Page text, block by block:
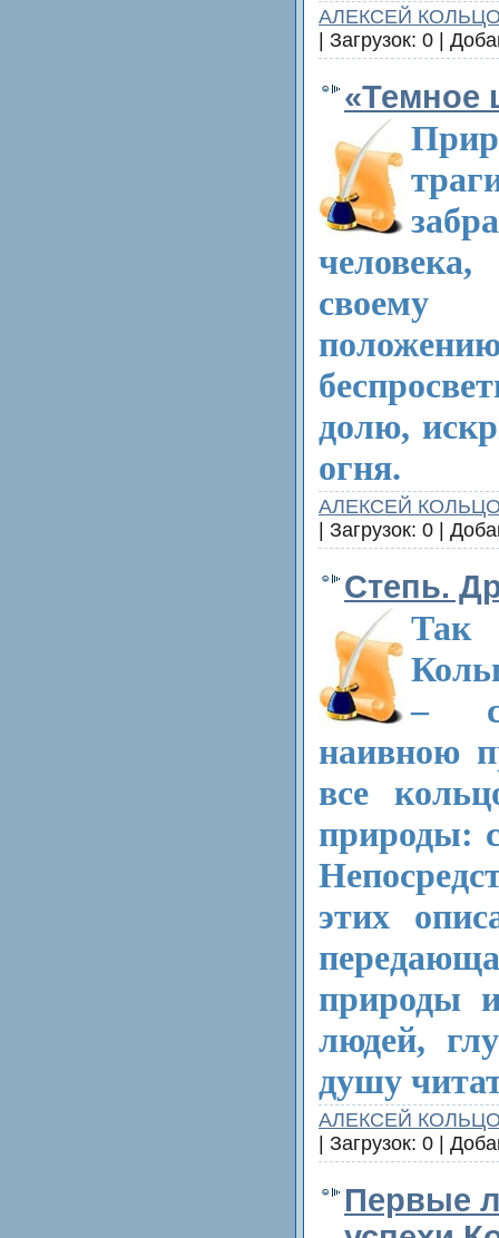
АЛЕКСЕЙ
| Загрузок: 0 |
«Темное
своему
долю,
огня.
АЛЕКСЕЙ
| Загрузок: 0 |
Степь.
–
наивною
все
природы:
этих
природы
людей,
душу
АЛЕКСЕЙ
| Загрузок: 0 |
Первые